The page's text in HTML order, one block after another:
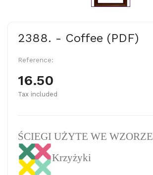
2388. - Coffee (PDF)
Reference:
16.50
Tax included
ŚCIEGI UŻYTE WE WZORZE
Krzyżyki